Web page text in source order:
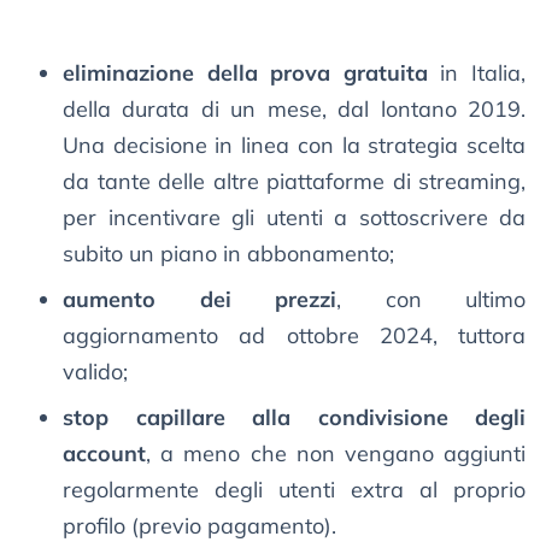
eliminazione della prova gratuita in Italia,
della durata di un mese, dal lontano 2019.
Una decisione in linea con la strategia scelta
da tante delle altre piattaforme di streaming,
per incentivare gli utenti a sottoscrivere da
subito un piano in abbonamento;
aumento dei prezzi, con ultimo
aggiornamento ad ottobre 2024, tuttora
valido;
stop capillare alla condivisione degli
account, a meno che non vengano aggiunti
regolarmente degli utenti extra al proprio
profilo (previo pagamento).